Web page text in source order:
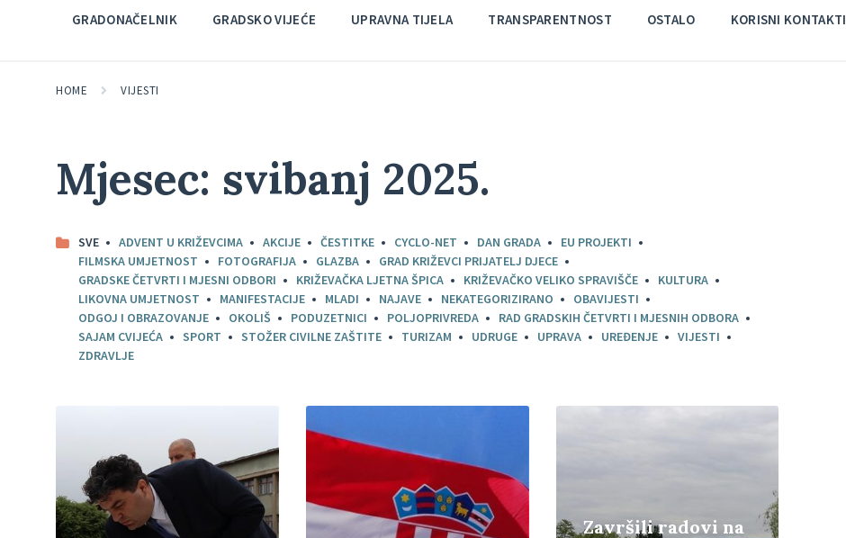
GRADONAČELNIK GRADSKO VIJEĆE UPRAVNA TIJELA TRANSPARENTNOST OSTALO KORISNI KONTAKTI
HOME VIJESTI
Mjesec: svibanj 2025.
SVE ADVENT U KRIŽEVCIMA AKCIJE ČESTITKE CYCLO-NET DAN GRADA
EU PROJEKTI
FILMSKA UMJETNOST
FOTOGRAFIJA GLAZBA
GRAD KRIŽEVCI PRIJATELJ DJECE
GRADSKE ČETVRTI I MJESNI ODBORI
KRIŽEVAČKA LJETNA ŠPICA KRIŽEVAČKO VELIKO SPRAVIŠČE
KULTURA
LIKOVNA UMJETNOST
MANIFESTACIJE MLADI NAJAVE NEKATEGORIZIRANO
OBAVIJESTI
ODGOJ I OBRAZOVANJE
OKOLIŠ PODUZETNICI POLJOPRIVREDA
RAD GRADSKIH ČETVRTI I MJESNIH ODBORA
SAJAM CVIJEĆA
SPORT STOŽER CIVILNE ZAŠTITE TURIZAM UDRUGE UPRAVA UREĐENJE
VIJESTI
ZDRAVLJE
Pročitajte
više
Završili radovi na